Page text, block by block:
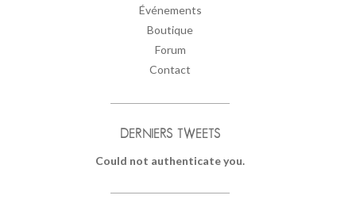
Événements
Boutique
Forum
Contact
DERNIERS TWEETS
Could not authenticate you.